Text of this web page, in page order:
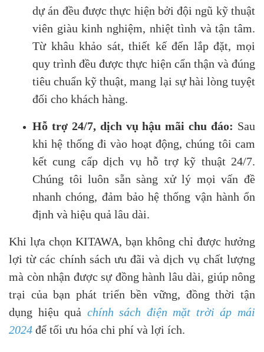
dự án đều được thực hiện bởi đội ngũ kỹ thuật
viên giàu kinh nghiệm, nhiệt tình và tận tâm.
Từ khâu khảo sát, thiết kế đến lắp đặt, mọi
quy trình đều được thực hiện cẩn thận và đúng
tiêu chuẩn kỹ thuật, mang lại sự hài lòng tuyệt
đối cho khách hàng.
Hỗ trợ 24/7, dịch vụ hậu mãi chu đáo: Sau
khi hệ thống đi vào hoạt động, chúng tôi cam
kết cung cấp dịch vụ hỗ trợ kỹ thuật 24/7.
Chúng tôi luôn sẵn sàng xử lý mọi vấn đề
nhanh chóng, đảm bảo hệ thống vận hành ổn
định và hiệu quả lâu dài.
Khi lựa chọn KITAWA, bạn không chỉ được hưởng
lợi từ các chính sách ưu đãi và dịch vụ chất lượng
mà còn nhận được sự đồng hành lâu dài, giúp nông
trại của bạn phát triển bền vững, đồng thời tận
dụng hiệu quả chính sách điện mặt trời áp mái
2024 để tối ưu hóa chi phí và lợi ích.